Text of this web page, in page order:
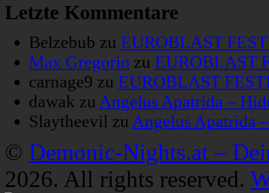
Letzte Kommentare
Belzebub zu EUROBLAST
Max Gregorio zu EUROBLAST
carnage9 zu EUROBLAST
dawak zu Angelus Apatrida –
Slaytheevil zu Angelus Apatrida
© Demonic-Nights.at –
2026. All rights reserved.